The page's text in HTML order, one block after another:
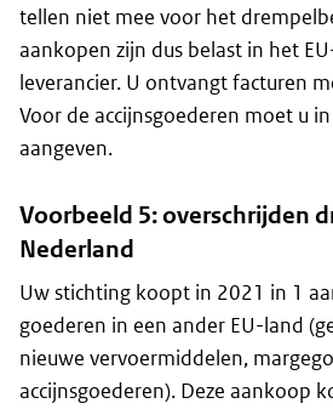
tellen niet mee voor het
aankopen zijn dus belast in het
leverancier. U ontvangt facturen
Voor de accijnsgoederen moet u
aangeven.
Voorbeeld 5: overschrijden
Nederland
Uw stichting koopt in 2021 in 1
goederen in een ander EU-land
nieuwe vervoermiddelen,
accijnsgoederen). Deze aankoop